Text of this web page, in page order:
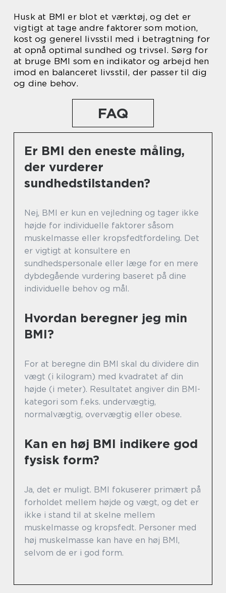
Husk at BMI er blot et værktøj, og det er
vigtigt at tage andre faktorer som motion,
kost og generel livsstil med i betragtning for
at opnå optimal sundhed og trivsel. Sørg for
at bruge BMI som en indikator og arbejd hen
imod en balanceret livsstil, der passer til dig
og dine behov.
FAQ
Er BMI den eneste måling,
der vurderer
sundhedstilstanden?
Nej, BMI er kun en vejledning og tager ikke
højde for individuelle faktorer såsom
muskelmasse eller kropsfedtfordeling. Det
er vigtigt at konsultere en
sundhedspersonale eller læge for en mere
dybdegående vurdering baseret på dine
individuelle behov og mål.
Hvordan beregner jeg min
BMI?
For at beregne din BMI skal du dividere din
vægt (i kilogram) med kvadratet af din
højde (i meter). Resultatet angiver din BMI-
kategori som f.eks. undervægtig,
normalvægtig, overvægtig eller obese.
Kan en høj BMI indikere god
fysisk form?
Ja, det er muligt. BMI fokuserer primært på
forholdet mellem højde og vægt, og det er
ikke i stand til at skelne mellem
muskelmasse og kropsfedt. Personer med
høj muskelmasse kan have en høj BMI,
selvom de er i god form.